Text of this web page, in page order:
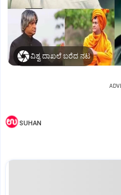
ವಿಶ್ವ ದಾಖಲೆ ಬರೆದ ನಟ
SUHAN